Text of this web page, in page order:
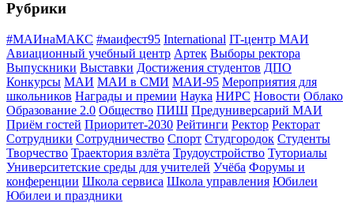
Рубрики
#МАИнаМАКС #маифест95 International IT-центр МАИ
Авиационный учебный центр Артек Выборы ректора
Выпускники Выставки Достижения студентов ДПО
Конкурсы МАИ МАИ в СМИ МАИ-95 Мероприятия для
школьников Награды и премии Наука НИРС Новости Облако
Образование 2.0 Общество ПИШ Предуниверсарий МАИ
Приём гостей Приоритет-2030 Рейтинги Ректор Ректорат
Сотрудники Сотрудничество Спорт Студгородок Студенты
Творчество Траектория взлёта Трудоустройство Туториалы
Университетские среды для учителей Учёба Форумы и
конференции Школа сервиса Школа управления Юбилеи
Юбилеи и праздники